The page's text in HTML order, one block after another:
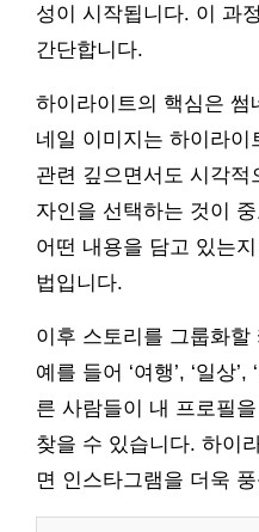
성이 시작됩니다. 이 과
간단합니다.
하이라이트의 핵심은 썸
네일 이미지는 하이라
관련 깊으면서도 시각적
자인을 선택하는 것이
어떤 내용을 담고 있는
법입니다.
이후 스토리를 그룹화
예를 들어 ‘여행’, ‘일상
른 사람들이 내 프로필
찾을 수 있습니다. 하이
면 인스타그램을 더욱